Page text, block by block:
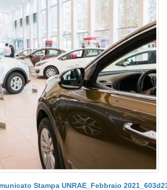
Stampa UNRAE_Febbraio